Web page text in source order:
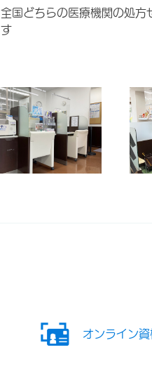
全国どちらの医療機関の処方
す
オンライン